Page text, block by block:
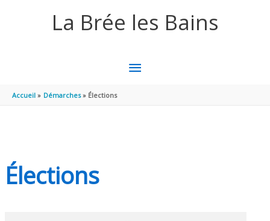
La Brée les Bains
MENU
Accueil Démarches Élections
Élections